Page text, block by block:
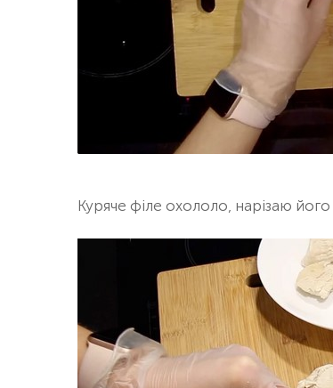
Куряче філе охололо, нарізаю